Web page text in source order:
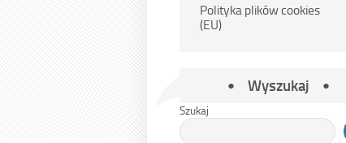
Polityka plików cookies
(EU)
Wyszukaj
Szukaj